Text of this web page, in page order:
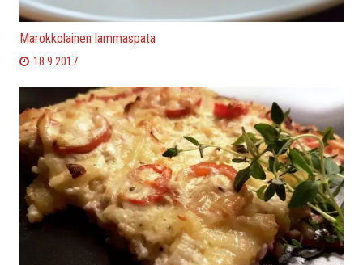
Marokkolainen lammaspata
18.9.2017